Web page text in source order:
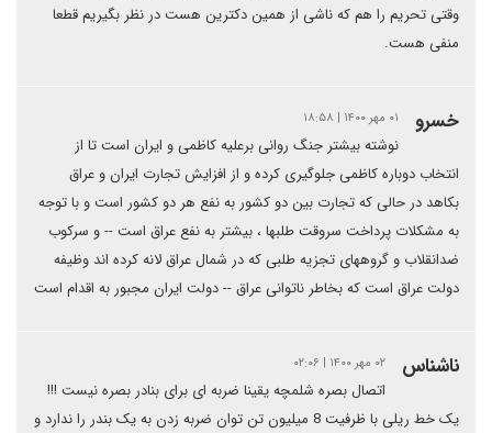
وقتی تحریم را هم که ناشی از همین دکترین هست در نظر بگیریم قطعا
منفی هست.
خسرو ۰۱ مهر ۱۴۰۰ | ۱۸:۵۸
نوشته بیشتر جنگ روانی برعلیه کاظمی و ایران است تا از
انتخاب دوباره کاظمی جلوگیری کرده و از افزایش تجارت ایران و عراق
بکاهد در حالی که تجارت بین دو کشور به نفع هر دو کشور است و با توجه
به مشکلات پرداخت سروقت طلبها ، بیشتر به نفع عراق است -- و سرکوب
ضدانقلاب و گروههای تجزیه طلبی که در شمال عراق لانه کرده اند وظیفه
دولت عراق است که بخاطر ناتوانی عراق -- دولت ایران مجبور به اقدام است
ناشناس ۰۲ مهر ۱۴۰۰ | ۰۲:۰۶
اتصال بصره شلمچه یقینا ضربه ای برای بنادر بصره نیست !!!
یک خط ریلی با ظرفیت 8 میلیون تن توان ضربه زدن به یک بندر را ندارد و